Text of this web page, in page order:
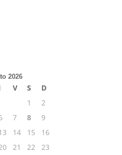
2026
V S
D
1
2
7 8
9
14 15
16
21 22 23